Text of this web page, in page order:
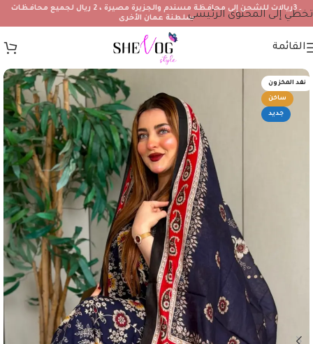
تخطي إلى المحتوى الرئيسي
۔3ريالات للشحن إلى محافظة مسندم والجزيرة مصيرة ، 2 ريال لجميع محافظات
سلطنة عمان الأخرى
القائمة
نفد المخزون
ساخن
جديد